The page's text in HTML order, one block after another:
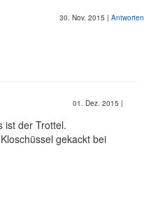
30. Nov. 2015 | Antworten
01. Dez. 2015 |
ist der Trottel.
gekackt bei